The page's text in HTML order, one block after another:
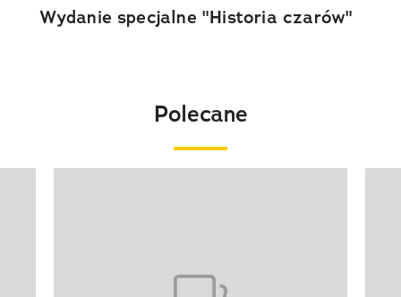
Wydanie specjalne "Historia czarów"
Polecane